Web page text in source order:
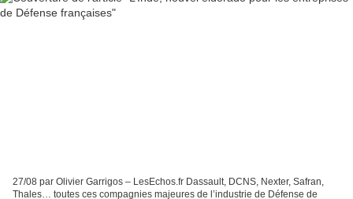
27/08 par Olivier Garrigos – LesEchos.fr Dassault, DCNS, Nexter, Safran,
Thales… toutes ces compagnies majeures de l’industrie de Défense de